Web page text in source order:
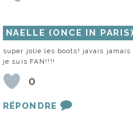
NAELLE (ONCE IN PARIS)
super jolie les boots! javais
je suis FAN!!!!
0
RÉPONDRE